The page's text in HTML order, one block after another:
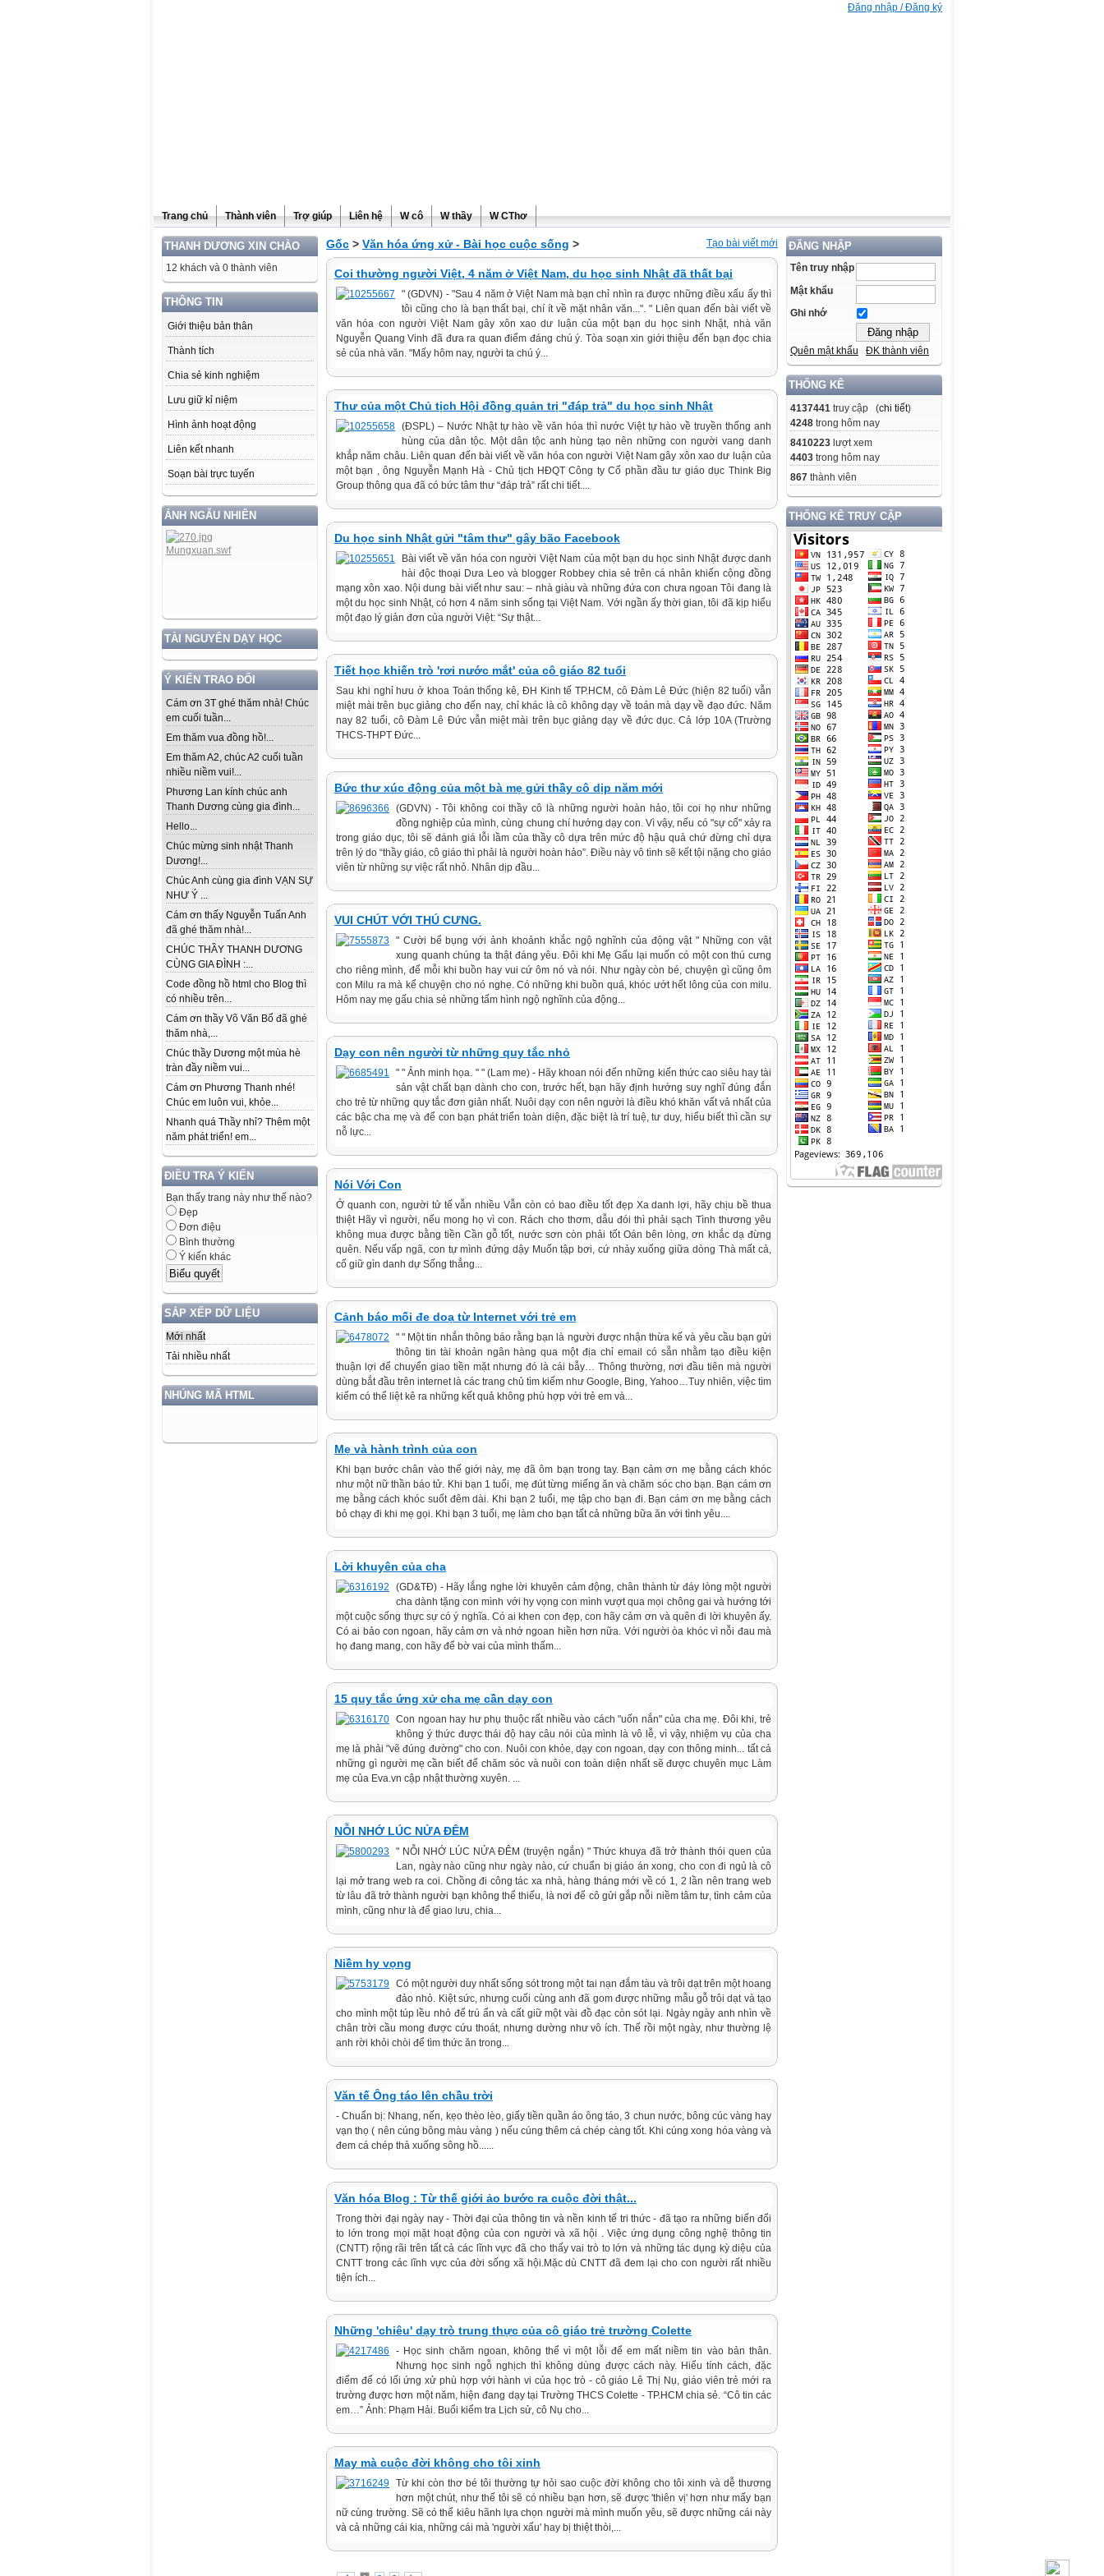
Đăng nhập / Đăng ký
Trang chủ Thành viên Trợ giúp Liên hệ W cô W thầy W CThơ
THANH DƯƠNG XIN CHÀO
12 khách và 0 thành viên
THÔNG TIN
Giới thiệu bản thân
Thành tích
Chia sẻ kinh nghiệm
Lưu giữ kỉ niệm
Hình ảnh hoạt động
Liên kết nhanh
Soạn bài trực tuyến
ẢNH NGẪU NHIÊN
TÀI NGUYÊN DẠY HỌC
Ý KIẾN TRAO ĐỔI
Cám ơn 3T ghé thăm nhà! Chúc
em cuối tuần...
Em thăm vua đồng hồ!...
Em thăm A2, chúc A2 cuối tuần
nhiều niềm vui!...
Phương Lan kính chúc anh
Thanh Dương cùng gia đình...
Hello...
Chúc mừng sinh nhật Thanh
Dương!...
Chúc Anh cùng gia đình VẠN SỰ
NHƯ Ý ...
Cám ơn thấy Nguyễn Tuấn Anh
đã ghé thăm nhà!...
CHÚC THẦY THANH DƯƠNG
CÙNG GIA ĐÌNH :...
Code đồng hồ html cho Blog thì
có nhiều trên...
Cám ơn thầy Võ Văn Bổ đã ghé
thăm nhà,...
Chúc thầy Dương một mùa hè
tràn đầy niềm vui...
Cám ơn Phương Thanh nhé!
Chúc em luôn vui, khỏe...
Nhanh quá Thầy nhỉ? Thêm một
năm phát triển! em...
ĐIỀU TRA Ý KIẾN
Bạn thấy trang này như thế nào?
Đẹp
Đơn điệu
Bình thường
Ý kiến khác
SẮP XẾP DỮ LIỆU
Mới nhất
Tải nhiều nhất
NHÚNG MÃ HTML
ĐĂNG NHẬP
Tên truy nhập
Mật khẩu
Ghi nhớ
Quên mật khẩu ĐK thành viên
THỐNG KÊ
4137441 truy cập (chi tiết)
4248 trong hôm nay
8410223 lượt xem
4403 trong hôm nay
867 thành viên
THỐNG KÊ TRUY CẬP
Gốc > Văn hóa ứng xử - Bài học cuộc sống > Tạo bài viết mới
Coi thường người Việt, 4 năm ở Việt Nam, du học sinh Nhật đã thất bại
" (GDVN) - "Sau 4 năm ở Việt Nam mà bạn chỉ nhìn ra được những điều xấu ấy thì
tôi cũng cho là bạn thất bại, chí ít về mặt nhân văn...". " Liên quan đến bài viết về
văn hóa con người Việt Nam gây xôn xao dư luận của một bạn du học sinh Nhật, nhà văn
Nguyễn Quang Vinh đã đưa ra quan điểm đáng chú ý. Tòa soạn xin giới thiệu đến bạn đọc chia
sẻ của nhà văn. "Mấy hôm nay, người ta chú ý...
Thư của một Chủ tịch Hội đồng quản trị "đáp trả" du học sinh Nhật
(ĐSPL) – Nước Nhật tự hào về văn hóa thì nước Việt tự hào về truyền thống anh
hùng của dân tộc. Một dân tộc anh hùng tạo nên những con người vang danh
khắp năm châu. Liên quan đến bài viết về văn hóa con người Việt Nam gây xôn xao dư luận của
một bạn , ông Nguyễn Mạnh Hà - Chủ tịch HĐQT Công ty Cổ phần đầu tư giáo dục Think Big
Group thông qua đã có bức tâm thư “đáp trả” rất chi tiết....
Du học sinh Nhật gửi "tâm thư" gây bão Facebook
Bài viết về văn hóa con người Việt Nam của một bạn du học sinh Nhật được danh
hài độc thoại Dưa Leo và blogger Robbey chia sẻ trên cá nhân khiến cộng đồng
mạng xôn xao. Nội dung bài viết như sau: – nhà giàu và những đứa con chưa ngoan Tôi đang là
một du học sinh Nhật, có hơn 4 năm sinh sống tại Việt Nam. Với ngần ấy thời gian, tôi đã kịp hiểu
một đạo lý giản đơn của người Việt: “Sự thật...
Tiết học khiến trò 'rơi nước mắt' của cô giáo 82 tuổi
Sau khi nghỉ hưu ở khoa Toán thống kê, ĐH Kinh tế TP.HCM, cô Đàm Lê Đức (hiện 82 tuổi) vẫn
miệt mài trên bục giảng cho đến nay, chỉ khác là cô không dạy về toán mà dạy về đạo đức. Năm
nay 82 tuổi, cô Đàm Lê Đức vẫn miệt mài trên bục giảng dạy về đức dục. Cả lớp 10A (Trường
THCS-THPT Đức...
Bức thư xúc động của một bà mẹ gửi thầy cô dịp năm mới
(GDVN) - Tôi không coi thầy cô là những người hoàn hảo, tôi coi họ như những
đồng nghiệp của mình, cùng chung chí hướng dạy con. Vì vậy, nếu có "sự cố" xảy ra
trong giáo dục, tôi sẽ đánh giá lỗi lầm của thầy cô dựa trên mức độ hậu quả chứ đừng chỉ dựa
trên lý do “thầy giáo, cô giáo thì phải là người hoàn hảo”. Điều này vô tình sẽ kết tội nặng cho giáo
viên từ những sự việc rất nhỏ. Nhân dịp đầu...
VUI CHÚT VỚI THÚ CƯNG.
" Cười bể bụng với ảnh khoảnh khắc ngộ nghĩnh của động vật " Những con vật
xung quanh chúng ta thật đáng yêu. Đôi khi Mẹ Gấu lại muốn có một con thú cưng
cho riêng mình, để mỗi khi buồn hay vui cứ ôm nó và nói. Như ngày còn bé, chuyện gì cũng ôm
con Milu ra mà kể chuyện cho nó nghe. Có những khi buồn quá, khóc ướt hết lông của con milu.
Hôm nay mẹ gấu chia sẻ những tấm hình ngộ nghĩnh của động...
Dạy con nên người từ những quy tắc nhỏ
" " Ảnh minh họa. " " (Lam me) - Hãy khoan nói đến những kiến thức cao siêu hay tài
sản vật chất bạn dành cho con, trước hết, bạn hãy định hướng suy nghĩ đúng đắn
cho trẻ từ những quy tắc đơn giản nhất. Nuôi dạy con nên người là điều khó khăn vất vả nhất của
các bậc cha mẹ và để con bạn phát triển toàn diện, đặc biệt là trí tuệ, tư duy, hiểu biết thì cần sự
nỗ lực...
Nói Với Con
Ở quanh con, người tử tế vẫn nhiều Vẫn còn có bao điều tốt đẹp Xa danh lợi, hãy chịu bề thua
thiệt Hãy vì người, nếu mong họ vì con. Rách cho thơm, dẫu đói thì phải sạch Tình thương yêu
không mua được bằng tiền Cần gỗ tốt, nước sơn còn phải tốt Oán bên lòng, ơn khắc dạ đừng
quên. Nếu vấp ngã, con tự mình đứng dậy Muốn tập bơi, cứ nhảy xuống giữa dòng Thà mất cả,
cố giữ gìn danh dự Sống thẳng...
Cảnh báo mối đe doạ từ Internet với trẻ em
" " Một tin nhắn thông báo rằng bạn là người được nhận thừa kế và yêu cầu bạn gửi
thông tin tài khoản ngân hàng qua một địa chỉ email có sẵn nhằm tạo điều kiện
thuận lợi để chuyển giao tiền mặt nhưng đó là cái bẫy… Thông thường, nơi đầu tiên mà người
dùng bắt đầu trên internet là các trang chủ tìm kiếm như Google, Bing, Yahoo…Tuy nhiên, việc tìm
kiếm có thể liệt kê ra những kết quả không phù hợp với trẻ em và...
Mẹ và hành trình của con
Khi bạn bước chân vào thế giới này, mẹ đã ôm bạn trong tay. Bạn cảm ơn mẹ bằng cách khóc
như một nữ thần báo tử. Khi bạn 1 tuổi, mẹ đút từng miếng ăn và chăm sóc cho bạn. Bạn cám ơn
mẹ bằng cách khóc suốt đêm dài. Khi bạn 2 tuổi, mẹ tập cho bạn đi. Bạn cám ơn mẹ bằng cách
bỏ chạy đi khi mẹ gọi. Khi bạn 3 tuổi, mẹ làm cho bạn tất cả những bữa ăn với tình yêu....
Lời khuyên của cha
(GD&TĐ) - Hãy lắng nghe lời khuyên cảm động, chân thành từ đáy lòng một người
cha dành tặng con mình với hy vọng con mình vượt qua mọi chông gai và hướng tới
một cuộc sống thực sự có ý nghĩa. Có ai khen con đẹp, con hãy cảm ơn và quên đi lời khuyên ấy.
Có ai bảo con ngoan, hãy cảm ơn và nhớ ngoan hiền hơn nữa. Với người òa khóc vì nỗi đau mà
họ đang mang, con hãy để bờ vai của mình thấm...
15 quy tắc ứng xử cha mẹ cần dạy con
Con ngoan hay hư phụ thuộc rất nhiều vào cách "uốn nắn" của cha mẹ. Đôi khi, trẻ
không ý thức được thái độ hay câu nói của mình là vô lễ, vì vậy, nhiệm vụ của cha
mẹ là phải "vẽ đúng đường" cho con. Nuôi con khỏe, dạy con ngoan, dạy con thông minh... tất cả
những gì người mẹ cần biết để chăm sóc và nuôi con toàn diện nhất sẽ được chuyên mục Làm
mẹ của Eva.vn cập nhật thường xuyên. ...
NỖI NHỚ LÚC NỬA ĐÊM
" NỖI NHỚ LÚC NỬA ĐÊM (truyện ngắn) " Thức khuya đã trở thành thói quen của
Lan, ngày nào cũng như ngày nào, cứ chuẩn bị giáo án xong, cho con đi ngủ là cô
lại mở trang web ra coi. Chồng đi công tác xa nhà, hàng tháng mới về có 1, 2 lần nên trang web
từ lâu đã trở thành người bạn không thể thiếu, là nơi để cô gửi gắp nỗi niềm tâm tư, tình cảm của
mình, cũng như là để giao lưu, chia...
Niềm hy vọng
Có một người duy nhất sống sót trong một tai nạn đắm tàu và trôi dạt trên một hoang
đảo nhỏ. Kiệt sức, nhưng cuối cùng anh đã gom được những mẫu gỗ trôi dạt và tạo
cho mình một túp lều nhỏ để trú ẩn và cất giữ một vài đồ đạc còn sót lại. Ngày ngày anh nhìn về
chân trời cầu mong được cứu thoát, nhưng dường như vô ích. Thế rồi một ngày, như thường lệ
anh rời khỏi chòi để tìm thức ăn trong...
Văn tế Ông táo lên chầu trời
- Chuẩn bị: Nhang, nến, kẹo thèo lèo, giấy tiền quần áo ông táo, 3 chun nước, bông cúc vàng hay
vạn thọ ( nên cúng bông màu vàng ) nếu cúng thêm cá chép càng tốt. Khi cúng xong hóa vàng và
đem cá chép thả xuống sông hồ......
Văn hóa Blog : Từ thế giới ảo bước ra cuộc đời thật...
Trong thời đại ngày nay - Thời đại của thông tin và nền kinh tế tri thức - đã tạo ra những biến đổi
to lớn trong mọi mặt hoạt động của con người và xã hội . Việc ứng dụng công nghệ thông tin
(CNTT) rộng rãi trên tất cả các lĩnh vực đã cho thấy vai trò to lớn và những tác dụng kỳ diệu của
CNTT trong các lĩnh vực của đời sống xã hội.Mặc dù CNTT đã đem lại cho con người rất nhiều
tiện ích...
Những 'chiêu' dạy trò trung thực của cô giáo trẻ trường Colette
- Học sinh chăm ngoan, không thể vì một lỗi để em mất niềm tin vào bản thân.
Nhưng học sinh ngỗ nghịch thì không dùng được cách này. Hiểu tính cách, đặc
điểm để có lối ứng xử phù hợp với hành vi của học trò - cô giáo Lê Thị Nụ, giáo viên trẻ mới ra
trường được hơn một năm, hiện đang dạy tại Trường THCS Colette - TP.HCM chia sẻ. “Cô tin các
em…” Ảnh: Phạm Hải. Buổi kiểm tra Lịch sử, cô Nụ cho...
May mà cuộc đời không cho tôi xinh
Từ khi còn thơ bé tôi thường tự hỏi sao cuộc đời không cho tôi xinh và dễ thương
hơn một chút, như thế tôi sẽ có nhiều bạn hơn, sẽ được 'thiên vị' hơn như mấy bạn
nữ cùng trường. Sẽ có thể kiêu hãnh lựa chọn người mà mình muốn yêu, sẽ được những cái này
và cả những cái kia, những cái mà 'người xấu' hay bị thiệt thòi,...